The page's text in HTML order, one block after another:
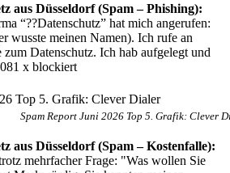
aus Düsseldorf (Spam – Phishing):
“??Datenschutz” hat mich angerufen:
wusste meinen Namen). Ich rufe an
Datenschutz. Ich hab aufgelegt und
x blockiert
Spam Report Juni 2026 Top 5. Grafik: Clever
aus Düsseldorf (Spam – Kostenfalle):
mehrfacher Frage: "Was wollen Sie